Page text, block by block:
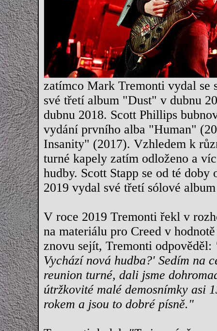
zatímco Mark Tremonti vydal se
své třetí album "Dust" v dubnu
dubnu 2018. Scott Phillips
vydání prvního alba "Human"
Insanity" (2017). Vzhledem k
turné kapely zatím odloženo a
hudby. Scott Stapp se od té
2019 vydal své třetí sólové
V roce 2019 Tremonti řekl v
na materiálu pro Creed v
znovu sejít, Tremonti odpověděl:
Vychází nová hudba?' Sedím na
reunion turné, dali jsme
útržkovité malé demosnímky asi
rokem a jsou to dobré písně."